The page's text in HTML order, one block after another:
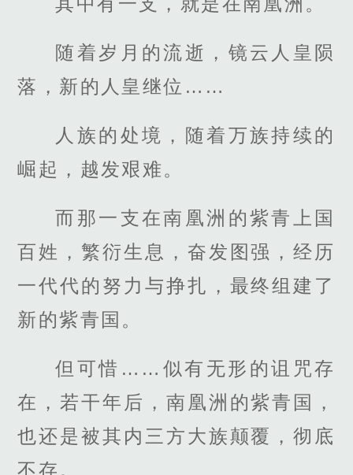
随着岁月的流逝，镜云人皇陨
落，新的人皇继位……
人族的处境，随着万族持续的
崛起，越发艰难。
而那一支在南凰洲的紫青上国
百姓，繁衍生息，奋发图强，经历
一代代的努力与挣扎，最终组建了
新的紫青国。
但可惜……似有无形的诅咒存
在，若干年后，南凰洲的紫青国，
也还是被其内三方大族颠覆，彻底
不存。